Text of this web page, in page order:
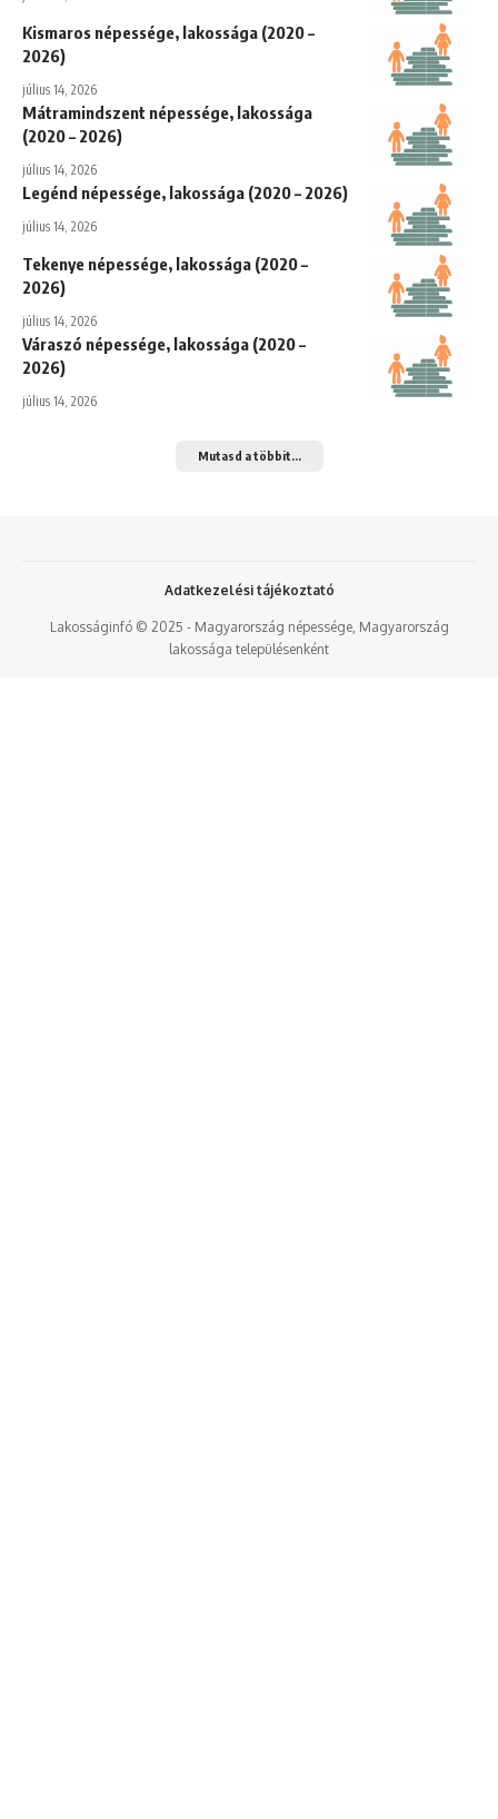
Kismaros népessége, lakossága (2020 –
2026)
július 14, 2026
Mátramindszent népessége, lakossága
(2020 – 2026)
július 14, 2026
Legénd népessége, lakossága (2020 – 2026)
július 14, 2026
Tekenye népessége, lakossága (2020 –
2026)
július 14, 2026
Váraszó népessége, lakossága (2020 –
2026)
július 14, 2026
Mutasd a többit...
Lakosságinfó © 2025 - Magyarország népessége, Magyarország
lakossága településenként
Adatkezelési tájékoztató